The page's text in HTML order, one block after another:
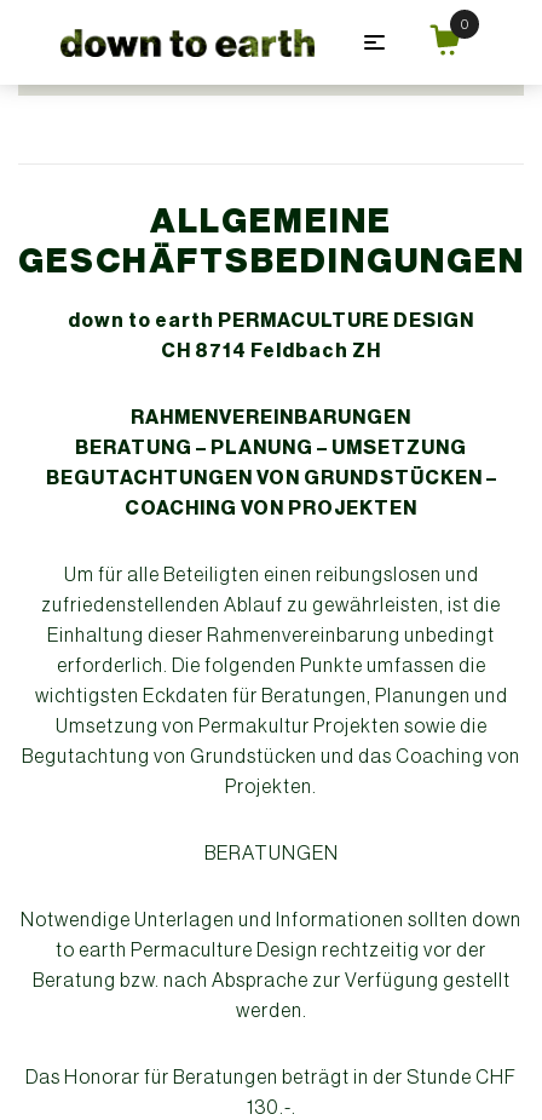
Zum Hauptinhalt springen
ALLGEMEINE
GESCHÄFTSBEDINGUNGEN
down to earth PERMACULTURE DESIGN
CH 8714 Feldbach ZH
RAHMENVEREINBARUNGEN
BERATUNG – PLANUNG – UMSETZUNG
BEGUTACHTUNGEN VON GRUNDSTÜCKEN –
COACHING VON PROJEKTEN
Um für alle Beteiligten einen reibungslosen und
zufriedenstellenden Ablauf zu gewährleisten, ist die
Einhaltung dieser Rahmenvereinbarung unbedingt
erforderlich. Die folgenden Punkte umfassen die
wichtigsten Eckdaten für Beratungen, Planungen und
Umsetzung von Permakultur Projekten sowie die
Begutachtung von Grundstücken und das Coaching von
Projekten.
BERATUNGEN
Notwendige Unterlagen und Informationen sollten down
to earth Permaculture Design rechtzeitig vor der
Beratung bzw. nach Absprache zur Verfügung gestellt
werden.
Das Honorar für Beratungen beträgt in der Stunde CHF
130.-.